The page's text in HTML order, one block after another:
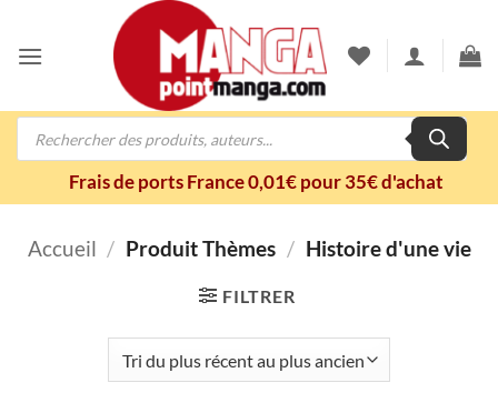
contenu
Recherche
Frais de ports France 0,01€ pour 35€ d'achat
Accueil / Produit Thèmes / Histoire d'une vie
FILTRER